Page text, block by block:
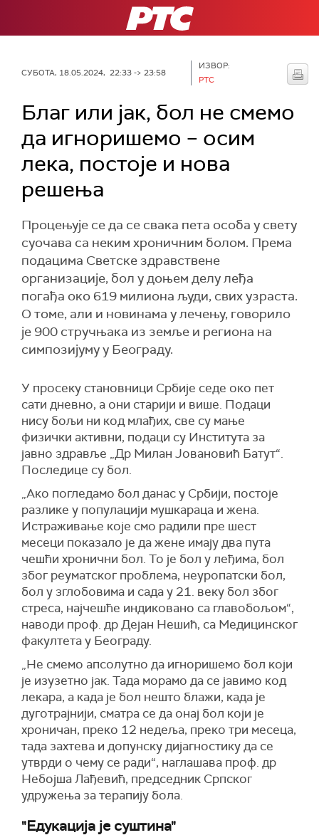
РТС
СУБОТА, 18.05.2024, 22:33 -> 23:58
ИЗВОР:
РТС
Благ или јак, бол не смемо
да игноришемо – осим
лека, постоје и нова
решења
Процењује се да се свака пета особа у свету
суочава са неким хроничним болом. Према
подацима Светске здравствене
организације, бол у доњем делу леђа
погађа око 619 милиона људи, свих узраста.
О томе, али и новинама у лечењу, говорило
је 900 стручњака из земље и региона на
симпозијуму у Београду.
У просеку становници Србије седе око пет
сати дневно, а они старији и више. Подаци
нису бољи ни код млађих, све су мање
физички активни, подаци су Института за
јавно здравље „Др Милан Јовановић Батут“.
Последице су бол.
„Ако погледамо бол данас у Србији, постоје
разлике у популацији мушкараца и жена.
Истраживање које смо радили пре шест
месеци показало је да жене имају два пута
чешћи хронични бол. То је бол у леђима, бол
због реуматског проблема, неуропатски бол,
бол у зглобовима и сада у 21. веку бол због
стреса, најчешће индиковано са главобољом“,
наводи проф. др Дејан Нешић, са Медицинског
факултета у Београду.
„Не смемо апсолутно да игноришемо бол који
је изузетно јак. Тада морамо да се јавимо код
лекара, а када је бол нешто блажи, када је
дуготрајнији, сматра се да онај бол који је
хроничан, преко 12 недеља, преко три месеца,
тада захтева и допунску дијагностику да се
утврди о чему се ради“, наглашава проф. др
Небојша Лађевић, председник Српског
удружења за терапију бола.
"Едукација је суштина"